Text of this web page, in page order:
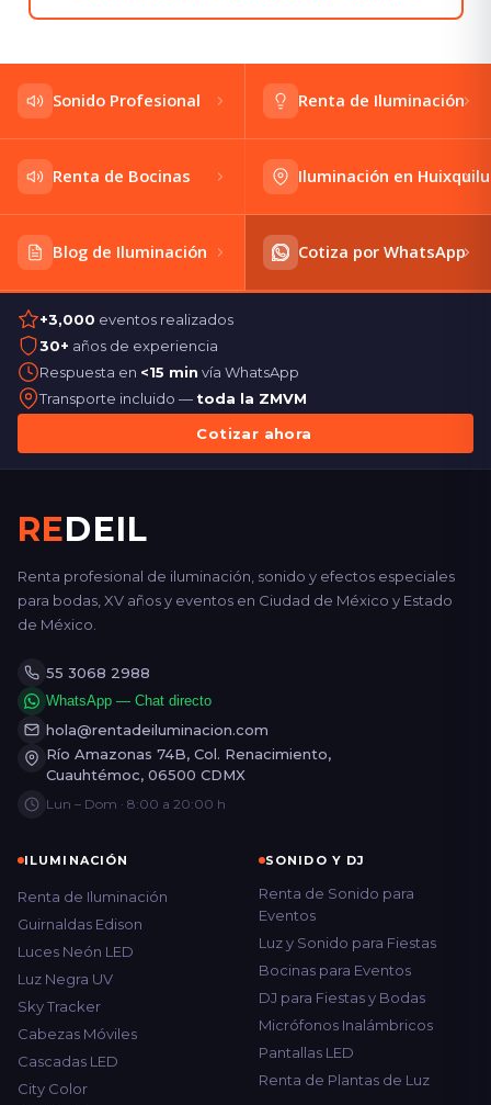
Sonido Profesional Renta de Iluminación
Renta de Bocinas Iluminación en
Blog de Iluminación Cotiza por WhatsApp
+3,000 eventos realizados
30+ años de experiencia
Respuesta en <15 min vía WhatsApp
Transporte incluido — toda la ZMVM
Cotizar ahora
REDEIL
Renta profesional de iluminación, sonido y efectos especiales
para bodas, XV años y eventos en Ciudad de México y Estado
de México.
55 3068 2988
WhatsApp — Chat directo
hola@rentadeiluminacion.com
Río Amazonas 74B, Col. Renacimiento,
Cuauhtémoc, 06500 CDMX
Lun – Dom · 8:00 a 20:00 h
ILUMINACIÓN
Renta de Iluminación
Guirnaldas Edison
Luces Neón LED
Luz Negra UV
Sky Tracker
Cabezas Móviles
Cascadas LED
City Color
SONIDO Y DJ
Renta de Sonido para
Eventos
Luz y Sonido para Fiestas
Bocinas para Eventos
DJ para Fiestas y Bodas
Micrófonos Inalámbricos
Pantallas LED
Renta de Plantas de Luz